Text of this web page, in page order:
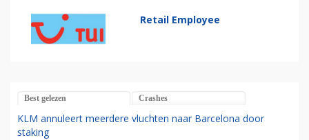
Retail Employee
Best gelezen Crashes
KLM annuleert meerdere vluchten naar Barcelona door
staking